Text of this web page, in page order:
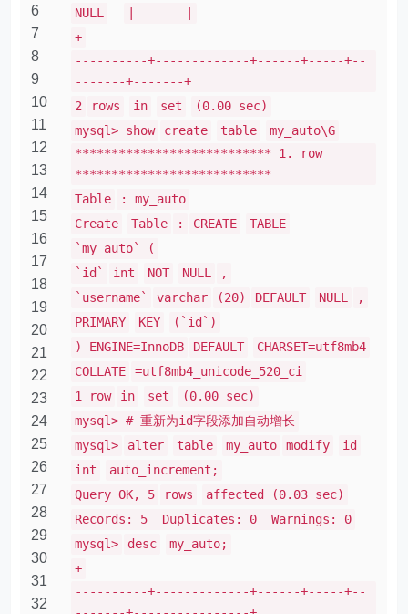
6
7
8
9
10
11
12
13
14
15
16
17
18
19
20
21
22
23
24
25
26
27
28
29
30
31
32
NULL
+
----------+-------------+------+-----+--
-------+-------+
2
rows in set
(0.00 sec)
mysql> show
create table
my_auto\G
*************************** 1. row
***************************
Table
: my_auto
Create
Table : CREATE
TABLE
`my_auto` (
`id`
int NOT NULL
,
`username`
varchar (20) DEFAULT NULL
,
PRIMARY
KEY
(`id`)
) ENGINE=InnoDB
DEFAULT
CHARSET=utf8mb4
COLLATE
=utf8mb4_unicode_520_ci
1 row
in set
(0.00 sec)
mysql> # 重新为id字段添加自动增长
mysql>
alter table my_auto modify
id
int
auto_increment;
Query OK, 5
rows
affected (0.03 sec)
Records: 5 Duplicates: 0 Warnings: 0
mysql>
desc
my_auto;
+
----------+-------------+------+-----+--